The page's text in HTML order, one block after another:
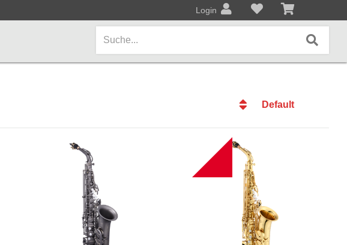
Login
AMPS / EFFEKTPEDALE
Effekt- und Bodenpedale
Covers und Softcases
Default
Preis
Preis